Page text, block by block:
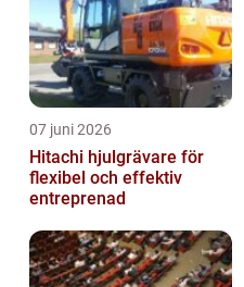
07 juni 2026
Hitachi hjulgrävare för
flexibel och effektiv
entreprenad